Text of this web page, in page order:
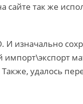
сайте так же
И изначально
Также, удалось